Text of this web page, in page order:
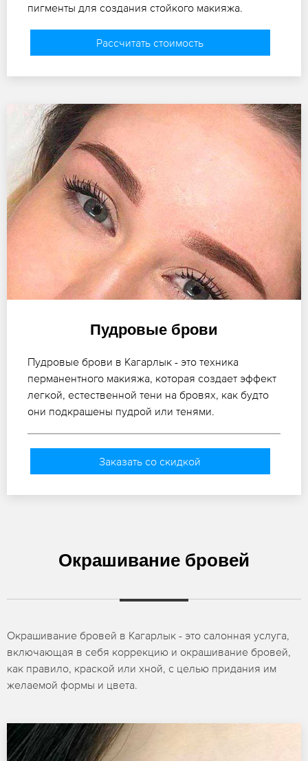
пигменты для создания стойкого макияжа.
Рассчитать стоимость
Пудровые брови
Пудровые брови в Кагарлык - это техника
перманентного макияжа, которая создает эффект
легкой, естественной тени на бровях, как будто
они подкрашены пудрой или тенями.
Заказать со скидкой
Окрашивание бровей
Окрашивание бровей в Кагарлык - это салонная услуга,
включающая в себя коррекцию и окрашивание бровей,
как правило, краской или хной, с целью придания им
желаемой формы и цвета.